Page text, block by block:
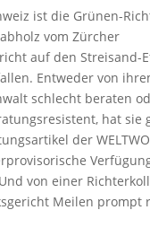
ist die Grünen-
vom Zürcher
auf den Streisand-
Entweder von
schlecht beraten
hat sie
der
von einer
Meilen prompt